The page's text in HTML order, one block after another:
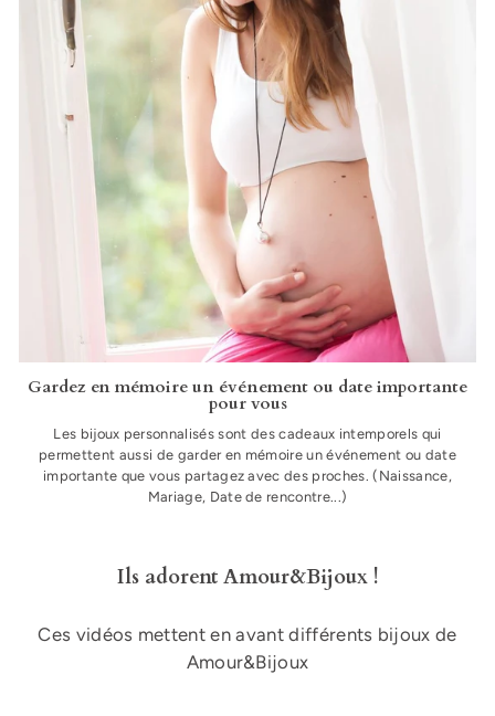
Gardez en mémoire un événement ou date importante
pour vous
Les bijoux personnalisés sont des cadeaux intemporels qui
permettent aussi de garder en mémoire un événement ou date
importante que vous partagez avec des proches. (Naissance,
Mariage, Date de rencontre...)
Ils adorent Amour&Bijoux !
Ces vidéos mettent en avant différents bijoux de
Amour&Bijoux